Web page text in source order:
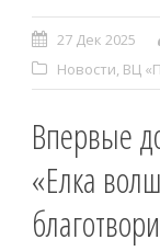
27 Дек 2025
Новости, ВЦ
Впервые
«Елка